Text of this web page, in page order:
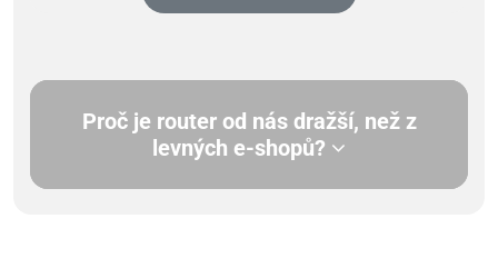
Proč je router od nás dražší, než z
levných e-shopů?